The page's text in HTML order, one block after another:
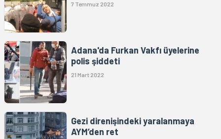
7 Temmuz 2022
Adana'da Furkan Vakfı üyelerine
polis şiddeti
21 Mart 2022
Gezi direnişindeki yaralanmaya
AYM’den ret